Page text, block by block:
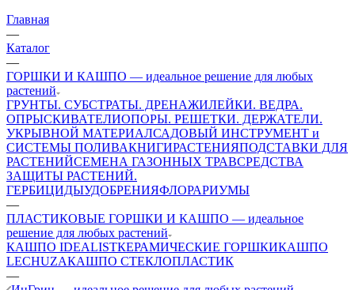
Главная
—
Каталог
—
ГОРШКИ И КАШПО — идеальное решение для любых
растений
ГРУНТЫ. СУБСТРАТЫ. ДРЕНАЖИЛЕЙКИ. ВЕДРА.
ОПРЫСКИВАТЕЛИОПОРЫ. РЕШЕТКИ. ДЕРЖАТЕЛИ.
УКРЫВНОЙ МАТЕРИАЛСАДОВЫЙ ИНСТРУМЕНТ и
СИСТЕМЫ ПОЛИВАКНИГИРАСТЕНИЯПОДСТАВКИ ДЛЯ
РАСТЕНИЙСЕМЕНА ГАЗОННЫХ ТРАВСРЕДСТВА
ЗАЩИТЫ РАСТЕНИЙ.
ГЕРБИЦИДЫУДОБРЕНИЯФЛОРАРИУМЫ
—
ПЛАСТИКОВЫЕ ГОРШКИ И КАШПО — идеальное
решение для любых растений
КАШПО IDEALISTКЕРАМИЧЕСКИЕ ГОРШКИКАШПО
LECHUZAКАШПО СТЕКЛОПЛАСТИК
—